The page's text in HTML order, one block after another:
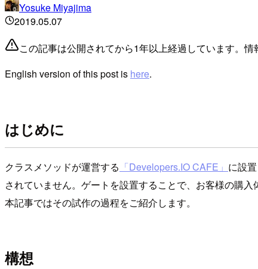
Yosuke Miyajima
2019.05.07
この記事は公開されてから1年以上経過しています。
English version of this post is here.
はじめに
クラスメソッドが運営する 「Developers.IO CAFE」 に設
されていません。ゲートを設置することで、お客様の購
本記事ではその試作の過程をご紹介します。
構想